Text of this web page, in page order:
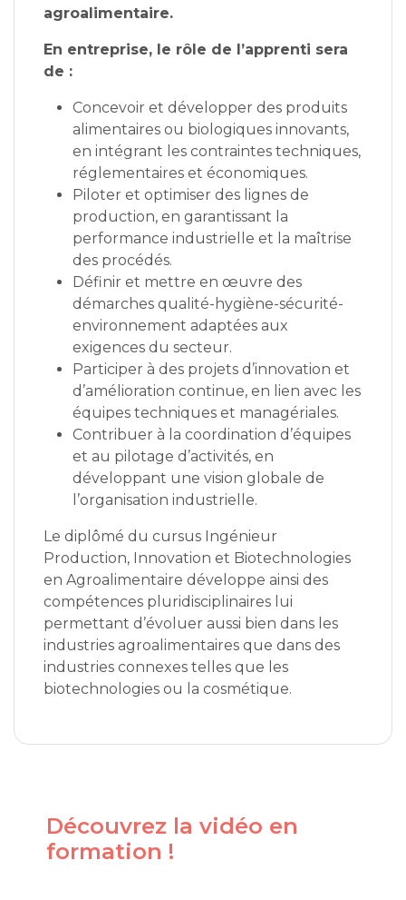
agroalimentaire.
En entreprise, le rôle de l’apprenti sera
de :
Concevoir et développer des produits
alimentaires ou biologiques innovants,
en intégrant les contraintes techniques,
réglementaires et économiques.
Piloter et optimiser des lignes de
production, en garantissant la
performance industrielle et la maîtrise
des procédés.
Définir et mettre en œuvre des
démarches qualité-hygiène-sécurité-
environnement adaptées aux
exigences du secteur.
Participer à des projets d’innovation et
d’amélioration continue, en lien avec les
équipes techniques et managériales.
Contribuer à la coordination d’équipes
et au pilotage d’activités, en
développant une vision globale de
l’organisation industrielle.
Le diplômé du cursus Ingénieur
Production, Innovation et Biotechnologies
en Agroalimentaire développe ainsi des
compétences pluridisciplinaires lui
permettant d’évoluer aussi bien dans les
industries agroalimentaires que dans des
industries connexes telles que les
biotechnologies ou la cosmétique.
Découvrez la vidéo en
formation !